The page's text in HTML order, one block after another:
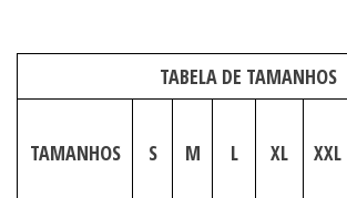
TABELA DE TAMANHOS
TAMANHOS S M L XL XXL